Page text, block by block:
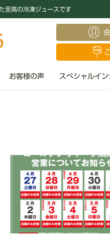
至高の冷凍ジュースです
お客様の声 スペシャルイ